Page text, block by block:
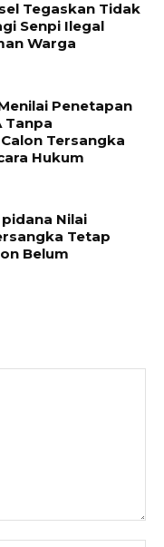
Tegaskan Tidak
Senpi Ilegal
Warga
Penetapan
Tanpa
Tersangka
Hukum
Nilai
Tetap
Belum